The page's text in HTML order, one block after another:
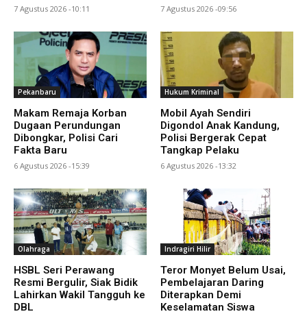
7 Agustus 2026 -10:11 7 Agustus 2026 -09:56
Pekanbaru
Makam Remaja Korban
Dugaan Perundungan
Dibongkar, Polisi Cari
Fakta Baru
6 Agustus 2026 -15:39
Hukum Kriminal
Mobil Ayah Sendiri
Digondol Anak Kandung,
Polisi Bergerak Cepat
Tangkap Pelaku
6 Agustus 2026 -13:32
Olahraga
HSBL Seri Perawang
Resmi Bergulir, Siak Bidik
Lahirkan Wakil Tangguh ke
DBL
Indragiri Hilir
Teror Monyet Belum Usai,
Pembelajaran Daring
Diterapkan Demi
Keselamatan Siswa